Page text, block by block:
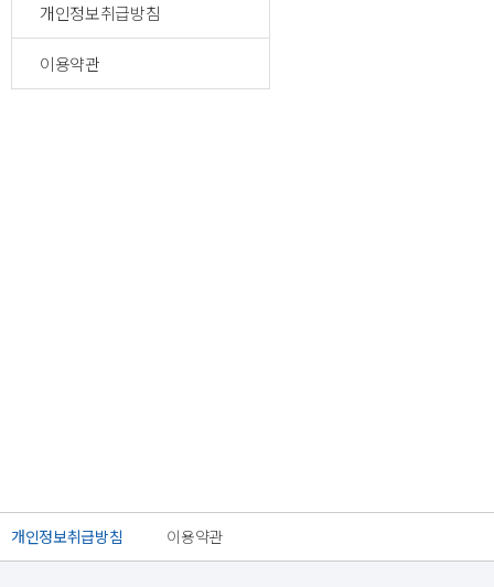
개인정보취급방침
이용약관
개인정보취급방침 이용약관